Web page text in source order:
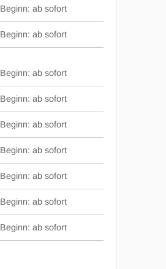
Beginn: ab sofort
Beginn: ab sofort
Beginn: ab sofort
Beginn: ab sofort
Beginn: ab sofort
Beginn: ab sofort
Beginn: ab sofort
Beginn: ab sofort
Beginn: ab sofort